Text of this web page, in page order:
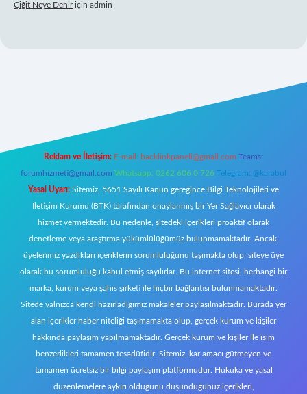
Çiğit Neye Deniriçin admin
Reklam ve İletişim: E-mail: backlinkpaneli@gmail.com Teams:
forumhizmeti@gmail.com Whatsapp: 0262 606 0 726 Telegram: @karabul
Yasal Uyarı: Sitemiz, 5651 Sayılı Kanun gereğince Bilgi Teknolojileri ve
İletişim Kurumu (BTK) tarafından onaylanmış bir Yer Sağlayıcı olarak
hizmet vermektedir. Bu nedenle, sitedeki içerikleri proaktif olarak
denetleme veya araştırma yükümlülüğümüz bulunmamaktadır. Ancak,
üyelerimiz yazdıkları içeriklerin sorumluluğunu taşımakta olup, siteye üye
olarak bu sorumluluğu kabul etmiş sayılırlar. Bu internet sitesi, herhangi bir
marka, kurum veya şahıs şirketi ile hiçbir bağlantısı bulunmamaktadır.
Sitede yalnızca kendi hazırladığımız makaleler paylaşılmaktadır. Burada yer
alan içerikler haber niteliği taşımamakta olup, gerçek kurum ve kişiler
hakkında paylaşım yapılmamaktadır. Gerçek kurum ve kişiler ile isim
benzerlikleri tamamen tesadüfidir. Sitemiz, kar amacı gütmeyen ve
tamamen ücretsiz bir bilgi paylaşım platformudur. Hukuka ve yasal
düzenlemelere aykırı olduğunu düşündüğünüz içerikleri,